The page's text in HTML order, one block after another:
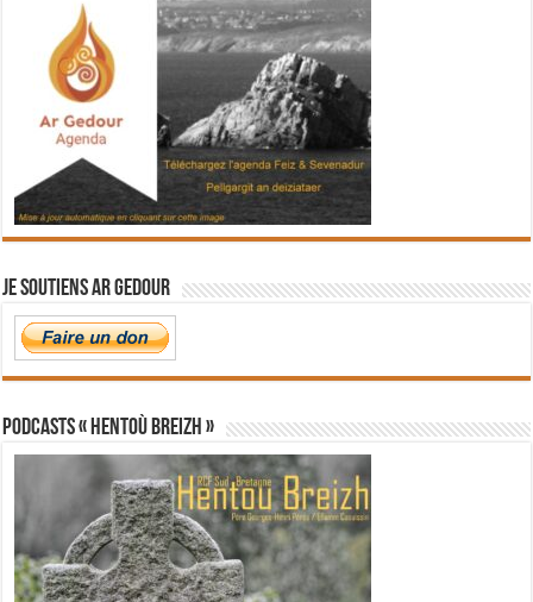
Je soutiens Ar Gedour
PODCASTS « Hentoù Breizh »